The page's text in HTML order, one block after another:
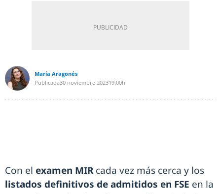
María Aragonés
Publicada30 noviembre 202319:00h
Con el examen MIRcada vez más cerca y los
listados definitivos de admitidos en FSE en la